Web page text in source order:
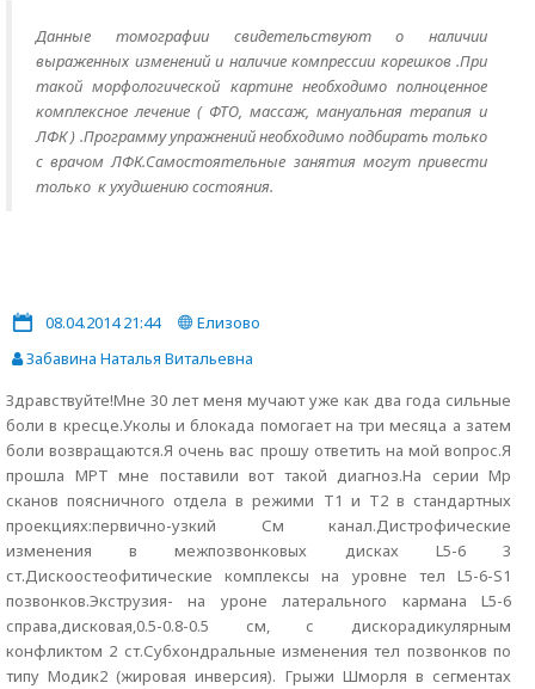
Данные томографии свидетельствуют о наличии
выраженных изменений и наличие компрессии корешков .При
такой морфологической картине необходимо полноценное
комплексное лечение ( ФТО, массаж, мануальная терапия и
ЛФК ) .Программу упражнений необходимо подбирать только
с врачом ЛФК.Самостоятельные занятия могут привести
только к ухудшению состояния.
08.04.2014 21:44
Елизово
Забавина Наталья Витальевна
Здравствуйте!Мне 30 лет меня мучают уже как два года сильные
боли в кресце.Уколы и блокада помогает на три месяца а затем
боли возвращаются.Я очень вас прошу ответить на мой вопрос.Я
прошла МРТ мне поставили вот такой диагноз.На серии Мр
сканов поясничного отдела в режими Т1 и Т2 в стандартных
проекциях:первично-узкий См канал.Дистрофические
изменения в межпозвонковых дисках L5-6 3
ст.Дискоостеофитические комплексы на уровне тел L5-6-S1
позвонков.Экструзия- на уроне латерального кармана L5-6
справа,дисковая,0.5-0.8-0.5 см, с дискорадикулярным
конфликтом 2 ст.Субхондральные изменения тел позвонков по
типу Модик2 (жировая инверсия). Грыжи Шморля в сегментах